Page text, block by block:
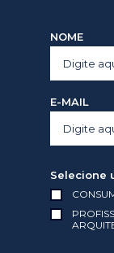
NOME
E-MAIL
Selecione